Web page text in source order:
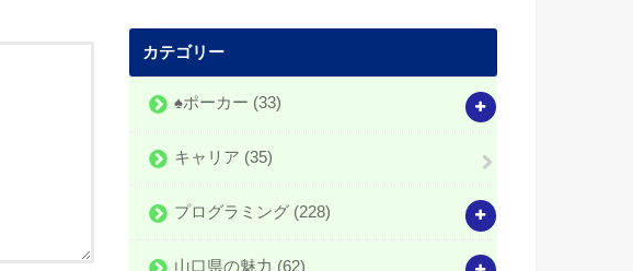
カテゴリー
♠️ポーカー (33)
キャリア (35)
プログラミング (228)
山口県の魅力 (62)